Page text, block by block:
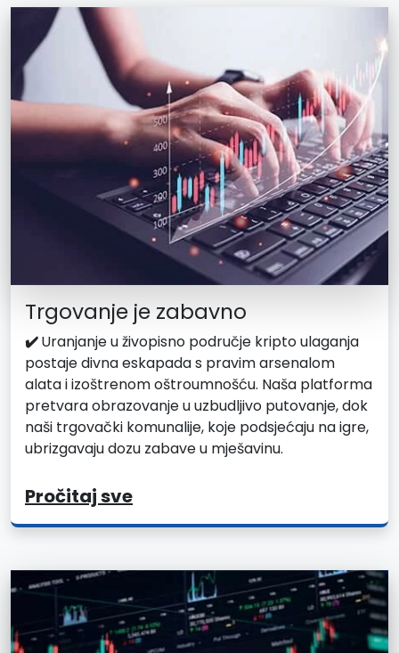
Trgovanje je zabavno
✔️Uranjanje u živopisno područje kripto ulaganja
postaje divna eskapada s pravim arsenalom
alata i izoštrenom oštroumnošću. Naša platforma
pretvara obrazovanje u uzbudljivo putovanje, dok
naši trgovački komunalije, koje podsjećaju na igre,
ubrizgavaju dozu zabave u mješavinu.
Pročitaj sve